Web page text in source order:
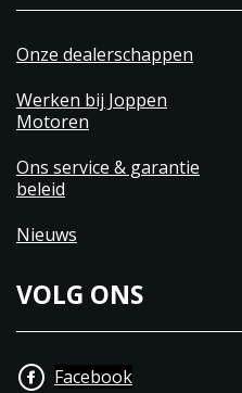
Onze dealerschappen
Werken bij Joppen
Motoren
Ons service & garantie
beleid
Nieuws
VOLG ONS
Facebook